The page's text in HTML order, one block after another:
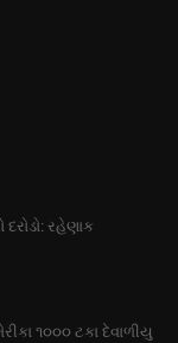
રહેણાક
૧૦૦૦ ટકા દેવાળીયુ